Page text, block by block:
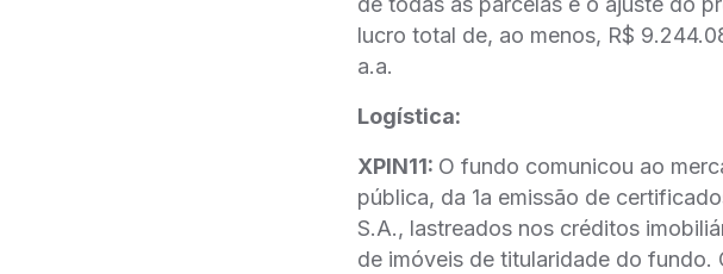
lucro total de, ao menos, R$
a.a.
Logística:
XPIN11: O fundo comunicou ao
pública, da 1a emissão de
S.A., lastreados nos créditos
de imóveis de titularidade do fundo.